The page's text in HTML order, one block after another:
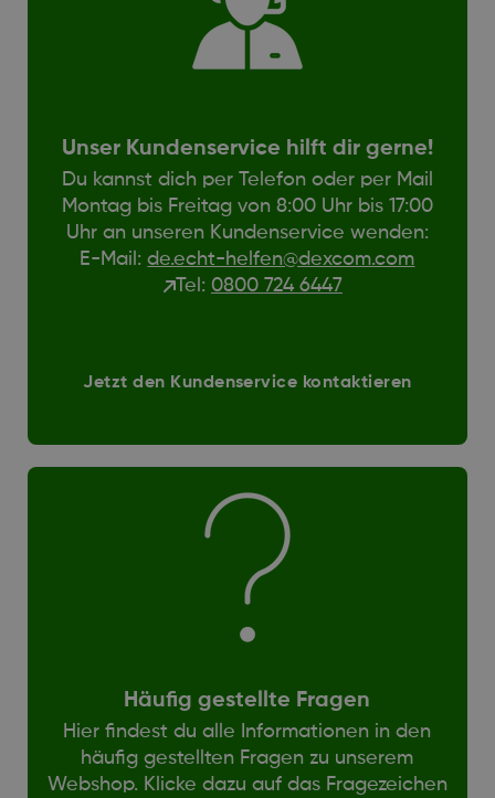
Unser Kundenservice hilft dir gerne!
Du kannst dich per Telefon oder per Mail
Montag bis Freitag von 8:00 Uhr bis 17:00
Uhr an unseren Kundenservice wenden:
E-Mail:de.echt-helfen@dexcom.com
Tel: 0800 724 6447
Jetzt den Kundenservice kontaktieren
Häufig gestellte Fragen
Hier findest du alle Informationen in den
häufig gestellten Fragen zu unserem
Webshop. Klicke dazu auf das Fragezeichen